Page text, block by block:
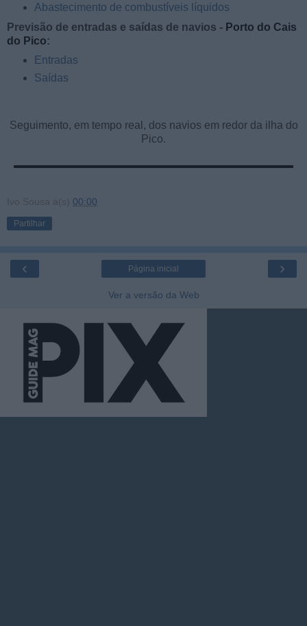
Abastecimento de combustíveis líquidos
Previsão de entradas e saídas de navios - Porto do Cais
do Pico:
Entradas
Saídas
Seguimento, em tempo real, dos navios em redor da ilha do
Pico.
Ivo Sousa à(s) 00:00
Partilhar
‹ ›
Página inicial
Ver a versão da Web